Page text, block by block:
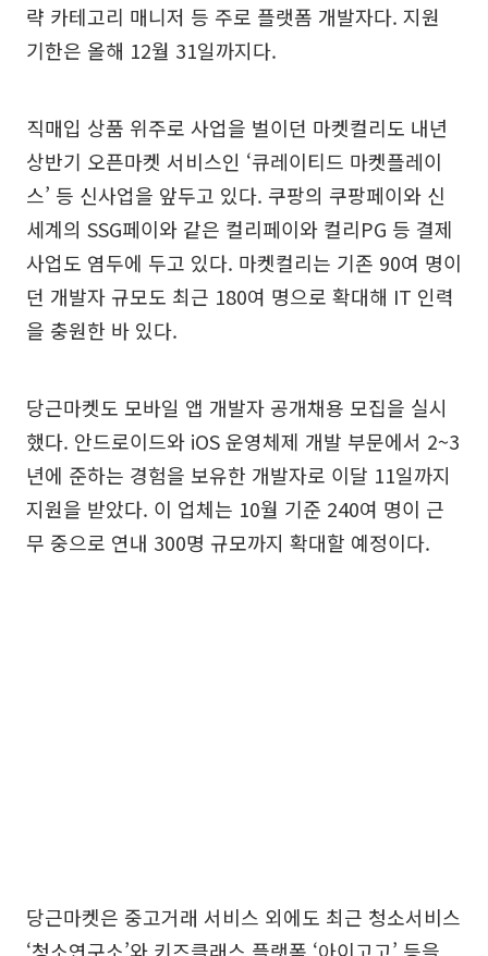
략 카테고리 매니저 등 주로 플랫폼 개발자다. 지원
기한은 올해 12월 31일까지다.
직매입 상품 위주로 사업을 벌이던 마켓컬리도 내년
상반기 오픈마켓 서비스인 ‘큐레이티드 마켓플레이
스’ 등 신사업을 앞두고 있다. 쿠팡의 쿠팡페이와 신
세계의 SSG페이와 같은 컬리페이와 컬리PG 등 결제
사업도 염두에 두고 있다. 마켓컬리는 기존 90여 명이
던 개발자 규모도 최근 180여 명으로 확대해 IT 인력
을 충원한 바 있다.
당근마켓도 모바일 앱 개발자 공개채용 모집을 실시
했다. 안드로이드와 iOS 운영체제 개발 부문에서 2~3
년에 준하는 경험을 보유한 개발자로 이달 11일까지
지원을 받았다. 이 업체는 10월 기준 240여 명이 근
무 중으로 연내 300명 규모까지 확대할 예정이다.
당근마켓은 중고거래 서비스 외에도 최근 청소서비스
‘청소연구소’와 키즈클래스 플랫폼 ‘아이고고’ 등을